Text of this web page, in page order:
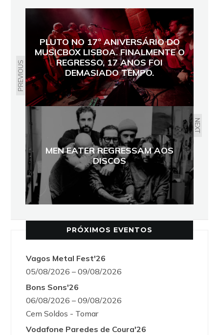
PREVIOUS
PLUTO NO 17º ANIVERSÁRIO DO
MUSICBOX LISBOA. FINALMENTE O
REGRESSO, 17 ANOS FOI
DEMASIADO TEMPO.
NEXT
MEN EATER REGRESSAM AOS
DISCOS
PRÓXIMOS EVENTOS
Vagos Metal Fest'26
05/08/2026 – 09/08/2026
Bons Sons'26
06/08/2026 – 09/08/2026
Cem Soldos - Tomar
Vodafone Paredes de Coura'26